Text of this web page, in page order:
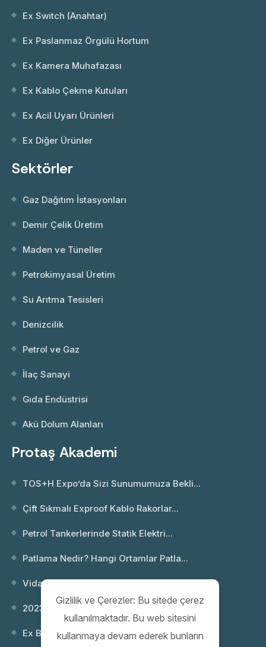
Ex Switch (Anahtar)
Ex Paslanmaz Örgülü Hortum
Ex Kamera Muhafazası
Ex Kablo Çekme Kutuları
Ex Acil Uyarı Ürünleri
Ex Diğer Ürünler
Sektörler
Gaz Dağıtım İstasyonları
Demir Çelik Üretim
Maden ve Tüneller
Petrokimyasal Üretim
Su Arıtma Tesisleri
Denizcilik
Petrol ve Gaz
İlaç Sanayi
Gıda Endüstrisi
Akü Dolum Alanları
Protaş Akademi
TOS+H Expo’da Sizi Sunumumuza Bekli...
Çift Sıkmalı Exproof Kablo Rakorlar...
Petrol Tankerlerinde Statik Elektri...
Patlama Nedir? Hangi Ortamlar Patla...
Vida Dişi Standartları; NPT ve Metr...
2023 Webinar 02: Patlayıcı Ortamlar...
Ex Buatlar
Gizlilik ve Çerezler: Bu sitede çerez
kullanılmaktadır. Bu web sitesini
kullanmaya devam ederek bunların